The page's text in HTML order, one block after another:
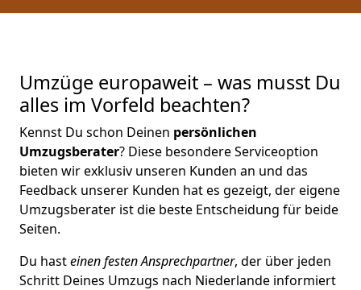
Umzüge europaweit – was musst Du
alles im Vorfeld beachten?
Kennst Du schon Deinen persönlichen
Umzugsberater? Diese besondere Serviceoption
bieten wir exklusiv unseren Kunden an und das
Feedback unserer Kunden hat es gezeigt, der eigene
Umzugsberater ist die beste Entscheidung für beide
Seiten.
Du hasteinen festen Ansprechpartner, der über jeden
Schritt Deines Umzugs nach Niederlande informiert